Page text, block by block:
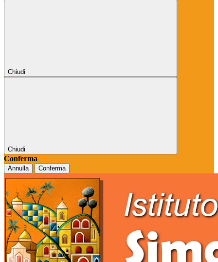
Chiudi
Chiudi
Conferma
Annulla Conferma